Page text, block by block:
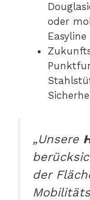
oder
Easyline
„Unsere
der